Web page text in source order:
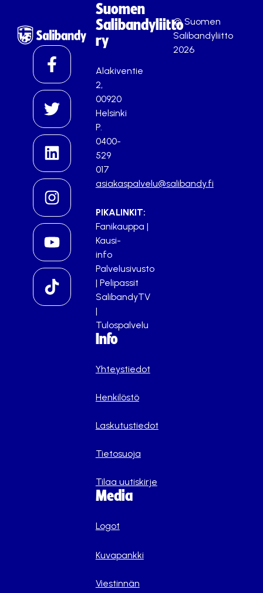
Suomen
Salibandyliitto
ry
Alakiventie
2,
00920
Helsinki
P.
0400-
529
017
asiakaspalvelu@salibandy.fi
PIKALINKIT:
Fanikauppa |
Kausi-
info
Palvelusivusto
| Pelipassit
SalibandyTV
|
Tulospalvelu
Info
Yhteystiedot
Henkilöstö
Laskutustiedot
Tietosuoja
Tilaa uutiskirje
Media
Logot
Kuvapankki
Viestinnän
© Suomen
Salibandyliitto
2026